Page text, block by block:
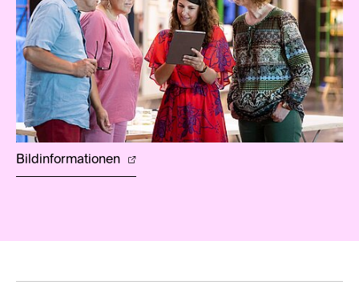
Bildinformationen